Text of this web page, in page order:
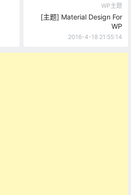
WP主题
[主题] Material Design For
WP
2016-4-18 21:55:14